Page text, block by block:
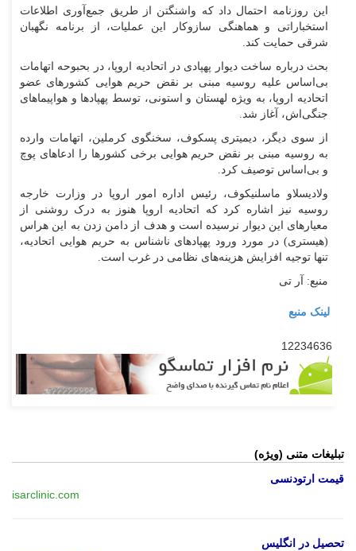
این روزنامه احتمال داد که واشنگتن از طریق جمع‌آوری اطلاعات
استخباراتی و هماهنگی سازوکار این عملیات، از برنامه نگهبان
شرقی حمایت کند.
بحث درباره ساخت دیوار پهپادی در اتحادیه اروپا، در بحبوحه اتهامات
بی‌اساس علیه روسیه مبنی بر نقض حریم هوایی کشور‌های عضو
اتحادیه اروپا، به ویژه لهستان و استونی، توسط پهپاد‌ها و هواپیما‌های
جنگی‌اش، آغاز شد.
از سوی دیگر، دیمیتری پسکوف، سخنگوی کرملین، اتهامات وارده
به روسیه مبنی بر نقض حریم هوایی برخی کشور‌ها را ادعا‌های پوچ
و بی‌اساس توصیف کرد.
ولادیسلاو ماسلنیکوف، رئیس اداره امور اروپا در وزارت خارجه
روسیه نیز اشاره کرد که اتحادیه اروپا هنوز به درک روشنی از
معیار‌های این دیوار نرسیده است و هدف از دامن زدن به این هراس
(هیستری) در مورد ورود پهپاد‌های ناشناس به حریم هوایی اتحادیه،
تنها توجیه افزایش هزینه‌های نظامی در غرب است.
منبع: آر تی
لینک منبع
12234636
تبلیغات متنی (ویژه)
قیمت ارتودنسی
isarclinic.com
تحصیل در انگلیس